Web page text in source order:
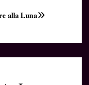
alla Luna